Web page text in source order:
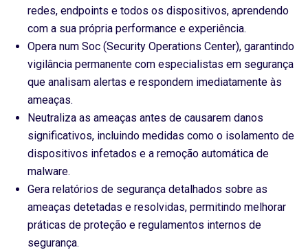
redes, endpoints e todos os dispositivos, aprendendo
com a sua própria performance e experiência.
Opera num Soc (Security Operations Center), garantindo
vigilância permanente com especialistas em segurança
que analisam alertas e respondem imediatamente às
ameaças.
Neutraliza as ameaças antes de causarem danos
significativos, incluindo medidas como o isolamento de
dispositivos infetados e a remoção automática de
malware.
Gera relatórios de segurança detalhados sobre as
ameaças detetadas e resolvidas, permitindo melhorar
práticas de proteção e regulamentos internos de
segurança.